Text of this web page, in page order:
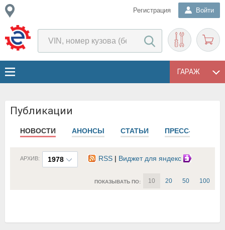
Регистрация Войти
ГАРАЖ
Публикации
НОВОСТИ АНОНСЫ СТАТЬИ ПРЕСС-РЕЛИЗЫ
1978
АРХИВ: RSS | Виджет для яндекс
ПОКАЗЫВАТЬ ПО: 10 20 50 100